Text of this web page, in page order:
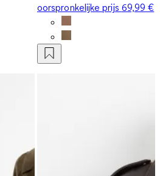
oorspronkelijke prijs 69,99 €